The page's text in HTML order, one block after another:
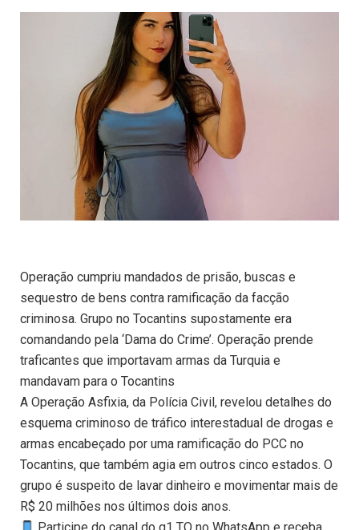
Operação cumpriu mandados de prisão, buscas e
sequestro de bens contra ramificação da facção
criminosa. Grupo no Tocantins supostamente era
comandando pela ‘Dama do Crime’. Operação prende
traficantes que importavam armas da Turquia e
mandavam para o Tocantins
A Operação Asfixia, da Polícia Civil, revelou detalhes do
esquema criminoso de tráfico interestadual de drogas e
armas encabeçado por uma ramificação do PCC no
Tocantins, que também agia em outros cinco estados. O
grupo é suspeito de lavar dinheiro e movimentar mais de
R$ 20 milhões nos últimos dois anos.